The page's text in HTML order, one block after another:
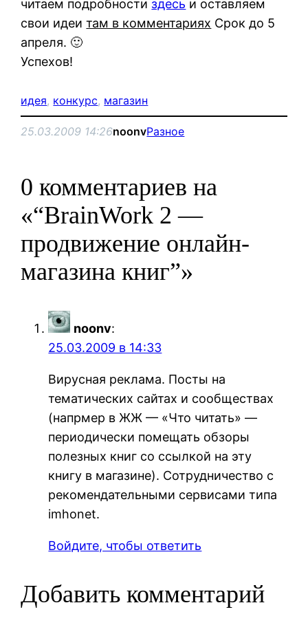
читаем подробности здесь и оставляем
свои идеитам в комментариях Срок до 5
апреля. 🙂
Успехов!
идея, конкурс, магазин
25.03.2009 14:26noonvРазное
0 комментариев на
«“BrainWork 2 —
продвижение онлайн-
магазина книг”»
noonv:
25.03.2009 в 14:33
Вирусная реклама. Посты на
тематических сайтах и сообществах
(напрмер в ЖЖ — «Что читать» —
периодически помещать обзоры
полезных книг со ссылкой на эту
книгу в магазине). Сотрудничество с
рекомендательными сервисами типа
imhonet.
Войдите, чтобы ответить
Добавить комментарий